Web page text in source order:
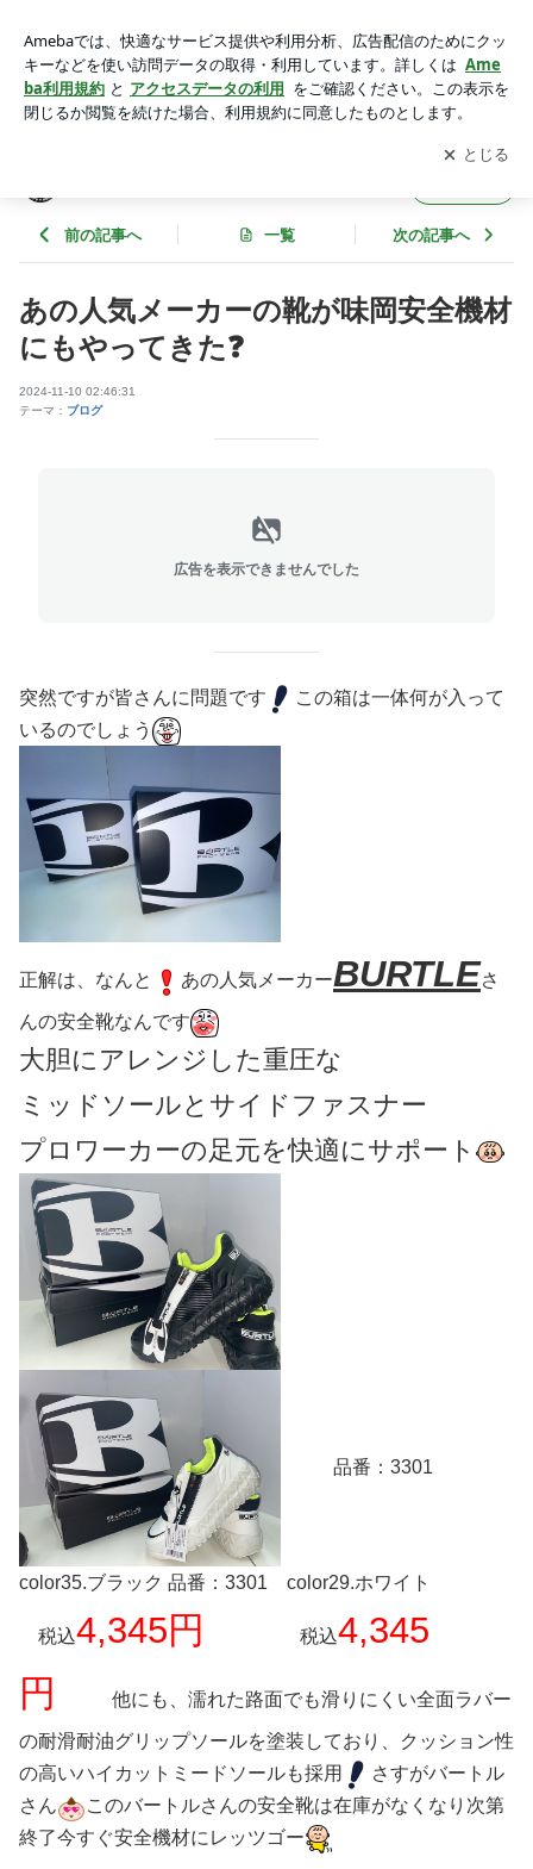
anzenのブログ
アプリをダウンロードして ブログの更新通知
を受け取りまし
ょう。
開く
前の記事へ 一覧 次の記事へ
あの人気メーカーの靴が味岡安全機材
にもやってきた❓
2024-11-10 02:46:31
テーマ： ブログ
広告を表示できませんでした
突然ですが皆さんに問題です
この箱は一体何が入って
いるのでしょう
正解は、なんと あの人気メーカーBURTLEさ
んの安全靴なんです
大胆にア レンジした重圧な
ミッドソールとサイドファスナー
プロワーカーの足元を快適にサポート
品番：3301
color35.ブラック 品番：3301 color29.ホワイト
税込4,345円 税込4,345
円
他にも、濡れた路面でも滑りにくい全面ラバー
の耐滑耐油グリップソールを塗装しており、クッション性
の高いハイカットミードソールも採用
さすがバートル
さん
このバートルさんの安全靴は在庫がなくなり次第
終了今すぐ安全機材にレッツゴー